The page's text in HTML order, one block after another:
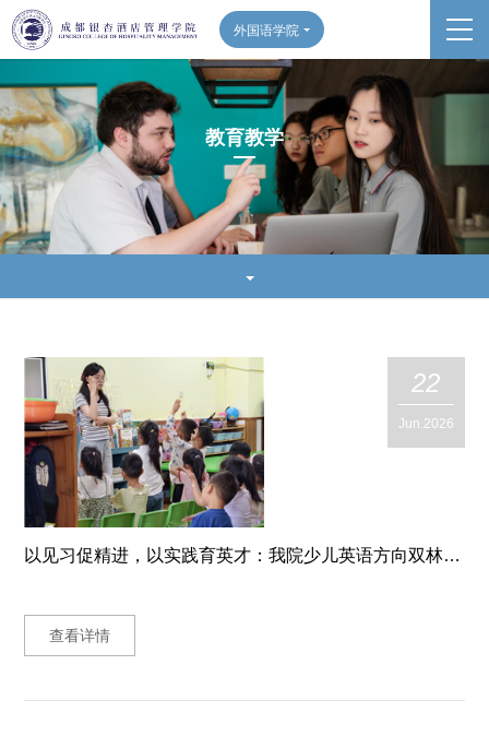
外国语学院
教育教学
22
Jun.2026
以见习促精进，以实践育英才：我院少儿英语方向双林社区幼儿园第二期见习圆满落幕
查看详情